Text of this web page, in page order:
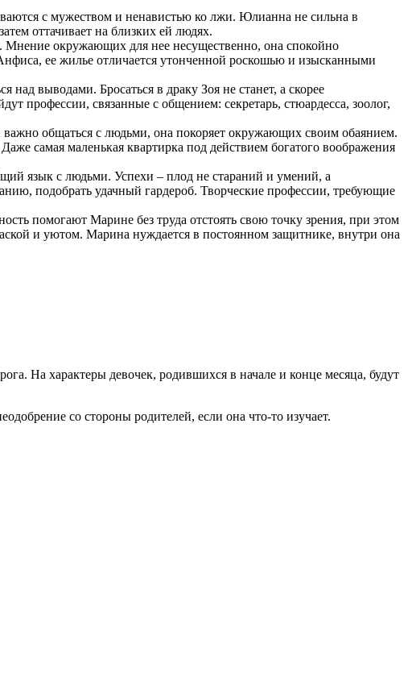
с мужеством и ненавистью ко лжи. Юлианна не сильна в
оттачивает на близких ей людях.
Мнение окружающих для нее несущественно, она спокойно
ее жилье отличается утонченной роскошью и изысканными
выводами. Бросаться в драку Зоя не станет, а скорее
профессии, связанные с общением: секретарь, стюардесса, зоолог,
важно общаться с людьми, она покоряет окружающих своим обаянием.
самая маленькая квартирка под действием богатого воображения
язык с людьми. Успехи – плод не стараний и умений, а
подобрать удачный гардероб. Творческие профессии, требующие
помогают Марине без труда отстоять свою точку зрения, при этом
и уютом. Марина нуждается в постоянном защитнике, внутри она
На характеры девочек, родившихся в начале и конце месяца, будут
со стороны родителей, если она что-то изучает.